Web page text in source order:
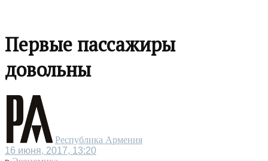
Первые пассажиры
довольны
Республика Армения
16 июня, 2017, 13:20